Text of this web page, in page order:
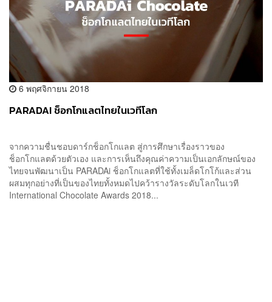
6 พฤศจิกายน 2018
PARADAI ช็อกโกแลตไทยในเวทีโลก
จากความชื่นชอบดาร์กช็อกโกแลต สู่การศึกษาเรื่องราวของ
ช็อกโกแลตด้วยตัวเอง และการเห็นถึงคุณค่าความเป็นเอกลักษณ์ของ
ไทยจนพัฒนาเป็น PARADAi ช็อกโกแลตที่ใช้ทั้งเมล็ดโกโก้และส่วน
ผสมทุกอย่างที่เป็นของไทยทั้งหมดไปคว้ารางวัลระดับโลกในเวที
International Chocolate Awards 2018...